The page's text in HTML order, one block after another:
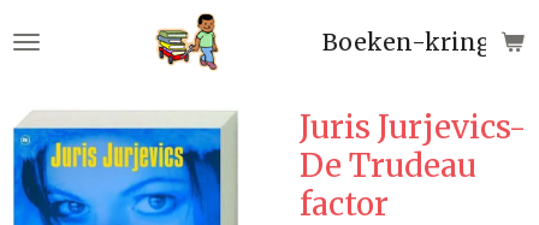
direct
de
hoofdinhoud
Boeken-
Juris Jurjevics-
De Trudeau
factor